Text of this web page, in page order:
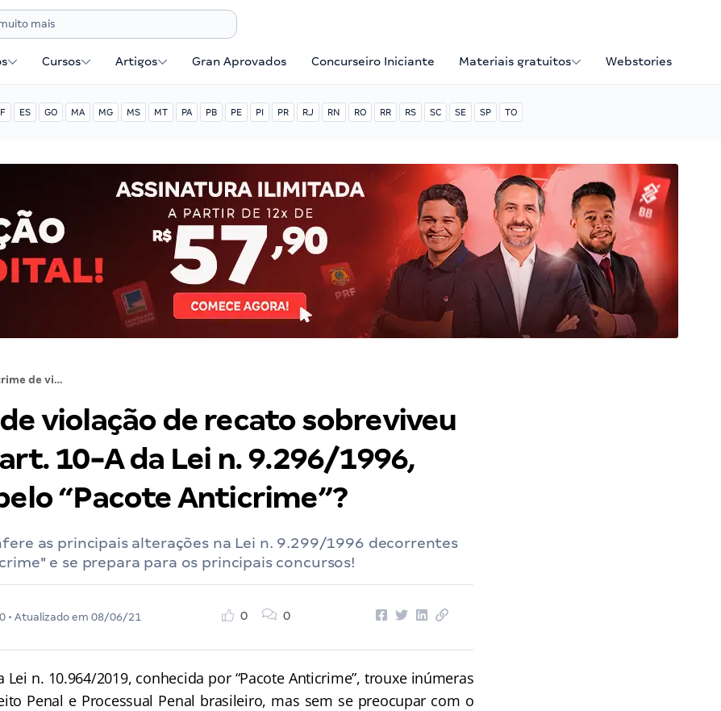
Cursos Artigos Gran Aprovados Concurseiro Iniciante Materiais gratuitos Webstories
ES GO MA MG MS MT PA PB PE PI PR RJ RN RO RR RS SC SE SP TO
O crime de violação de recato sobreviveu ao novo art. 10-A da Lei n. 9.296/1996, trazido pelo “Pacote Anticrime”?
violação de recato sobreviveu
10-A da Lei n. 9.296/1996,
“Pacote Anticrime”?
as principais alterações na Lei n. 9.299/1996 decorrentes
e se prepara para os principais concursos!
• Atualizado em 08/06/21
0 0
Lei n. 10.964/2019, conhecida por “Pacote Anticrime”, trouxe inúmeras
Penal e Processual Penal brasileiro, mas sem se preocupar com o